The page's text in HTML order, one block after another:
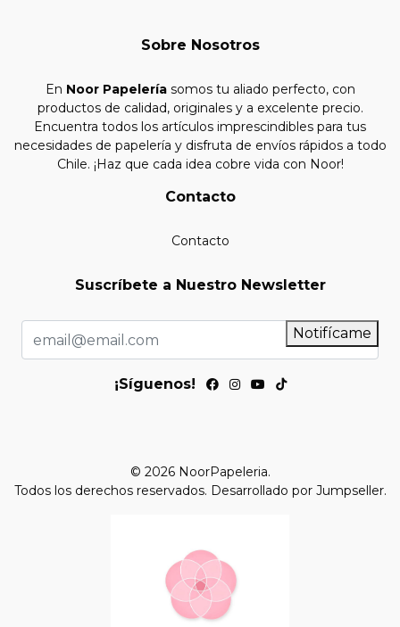
Sobre Nosotros
En Noor Papeleríasomos tu aliado perfecto, con
productos de calidad, originales y a excelente precio.
Encuentra todos los artículos imprescindibles para tus
necesidades de papelería y disfruta de envíos rápidos a todo
Chile. ¡Haz que cada idea cobre vida con Noor!
Contacto
Contacto
Suscríbete a Nuestro Newsletter
Notifícame
¡Síguenos!
© 2026 NoorPapeleria.
Todos los derechos reservados. Desarrollado por Jumpseller.